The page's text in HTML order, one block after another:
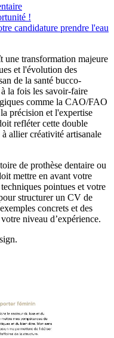
!
candidature prendre l'eau
une transformation majeure
et l'évolution des
de la santé bucco-
la fois les savoir-faire
comme la CAO/FAO
précision et l'expertise
refléter cette double
allier créativité artisanale
de prothèse dentaire ou
mettre en avant votre
pointues et votre
structurer un CV de
concrets et des
niveau d’expérience.